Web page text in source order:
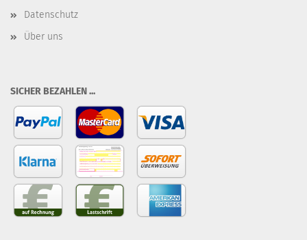
Datenschutz
Über uns
SICHER BEZAHLEN ...